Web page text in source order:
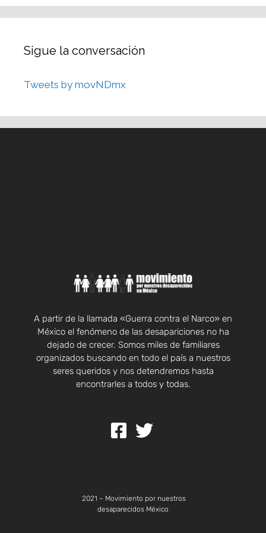
Sigue la conversación
Tweets by movNDmx
A partir de la llamada «Guerra contra el Narco» en
México el fenómeno de las desapariciones no ha
dejado de crecer. Somos miles de familiares
organizados buscando en todo el país a nuestros
seres queridos y nos detendremos hasta
encontrarles a todos y todas.
2021 – Movimiento por nuestros
desaparecidos México